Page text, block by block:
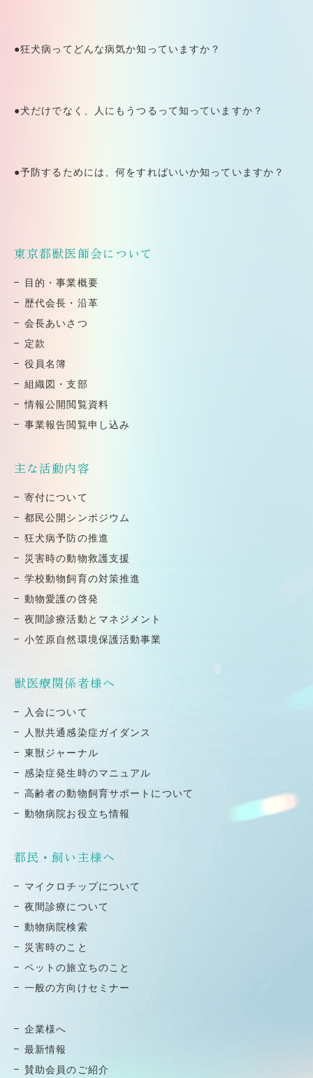
●狂犬病ってどんな病気か知っていますか？
●犬だけでなく、人にもうつるって知っていますか？
●予防するためには、何をすればいいか知っていますか？
東京都獣医師会について
⽬的・事業概要
歴代会⻑・沿⾰
会⻑あいさつ
定款
役員名簿
組織図・⽀部
情報公開閲覧資料
事業報告閲覧申し込み
主な活動内容
寄付について
都⺠公開シンポジウム
狂⽝病予防の推進
災害時の動物救護⽀援
学校動物飼育の対策推進
動物愛護の啓発
夜間診療活動とマネジメント
小笠原自然環境保護活動事業
獣医療関係者様へ
⼊会について
⼈獣共通感染症ガイダンス
東獣ジャーナル
感染症発⽣時のマニュアル
高齢者の動物飼育サポートについて
動物病院お役立ち情報
都民・飼い主様へ
マイクロチップについて
夜間診療について
動物病院検索
災害時のこと
ペットの旅⽴ちのこと
⼀般の⽅向けセミナー
企業様へ
最新情報
賛助会員のご紹介